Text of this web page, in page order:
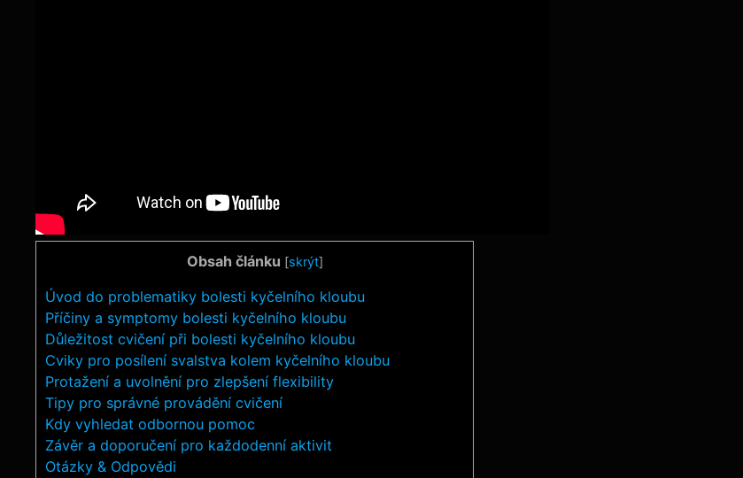
Obsah článku [skrýt]
Úvod do ​problematiky bolesti kyčelního kloubu
Příčiny ​a symptomy ​bolesti ⁣kyčelního kloubu
Důležitost ⁤cvičení při⁤ bolesti ​kyčelního kloubu
Cviky pro​ posílení⁢ svalstva​ kolem​ kyčelního kloubu
Protažení a uvolnění​ pro zlepšení flexibility
Tipy pro ⁢správné provádění cvičení
Kdy vyhledat odbornou pomoc
Závěr a doporučení pro každodenní aktivit
Otázky ​& Odpovědi